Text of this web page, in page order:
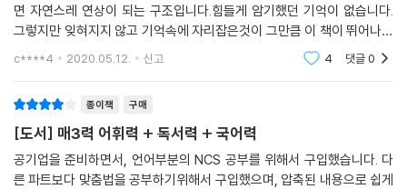
면 자연스레 연상이 되는 구조입니다.힘들게 암기했던 기억이 없습니다.
그렇지만 잊혀지지 않고 기억속에 자리잡은것이 그만큼 이 책이 뛰어나다
는 증거 아닐까요ㅎ매3시리즈는 혁명이라고도 할수있겠네요.
c****4 2020.05.12. 신고 4 댓글0
종이책 구매
[도서] 매3력 어휘력 + 독서력 + 국어력
공기업을 준비하면서, 언어부분의 NCS 공부를 위해서 구입했습니다. 다
른 파트보다 맞춤법을 공부하기위해서 구입했으며, 압축된 내용으로 쉽게